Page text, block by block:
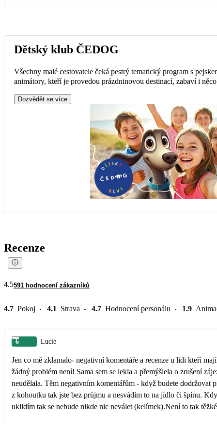
Dětský klub ČEDOG
Všechny malé cestovatele čeká pestrý tematický program s
animátory, kteří je provedou prázdninovou destinací, zabaví i
Dozvědět se více
Recenze
4.5591 hodnocení zákazníků
4.7 Pokoj 4.1 Strava 4.7 Hodnocení personálu 1.9
6 Lucie
Jen co mě zklamalo- negativní komentáře a recenze u lidi kteří
žádný problém není! Sama sem se lekla a přemýšlela o zrušení
neudělala. Těm negativním komentářům - když budete dodržovat pravidla hotelu . Nepít vodu
z kohoutku tak jste bez průjmu a nesvádím to na jídlo či špínu.
uklidím tak se nebude nikde nic neválet (kelímek).Není to tak těžké!!! Kritizoval umí každý a